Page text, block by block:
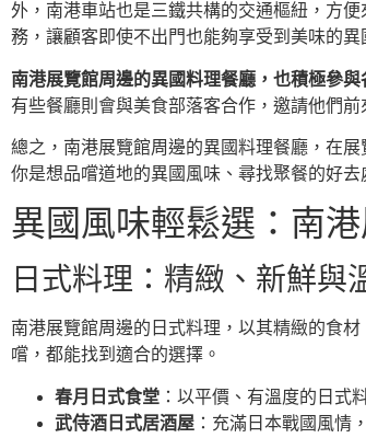
外，南港車站也是三鐵共構的交通樞紐，方
務，讓顧客即使不出門也能夠享受到美味的異
南港展覽館周邊的異國料理餐廳，也積極參
有些餐廳則會與美食部落客合作，邀請他們
總之，南港展覽館周邊的異國料理餐廳，在
你是想品嚐道地的異國風味、尋找聚餐的好
異國風味輕鬆選：南
日式料理：精緻、新鮮與
南港展覽館周邊的日式料理，以其精緻的食
嚐，都能找到適合的選擇。
春月日式食堂 ：以平價、有溫度的日式
武侍酒日式居酒屋 ：充滿日本戰國風情